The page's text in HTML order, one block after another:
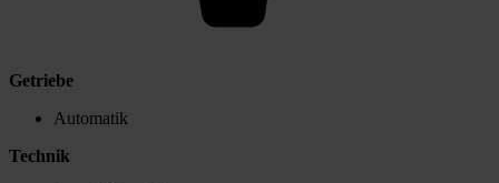
Getriebe
Automatik
Technik